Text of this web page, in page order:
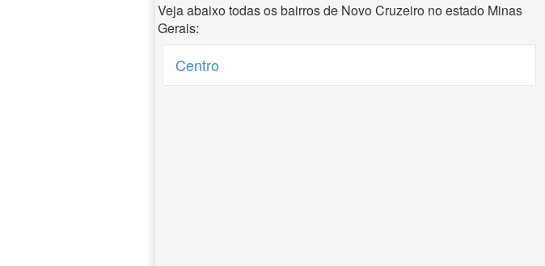
Veja abaixo todas os bairros de Novo Cruzeiro no estado Minas
Gerais:
Centro